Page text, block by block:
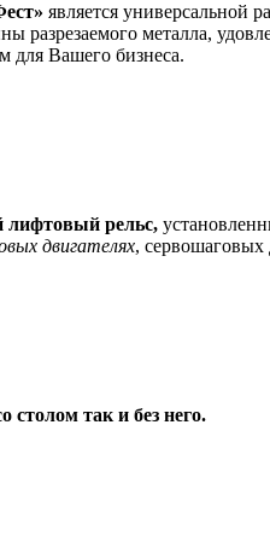
является универсальной
металла,
для Вашего бизнеса.
лифтовый рельс,
двигателях, сервошаговых
столом так и без него.